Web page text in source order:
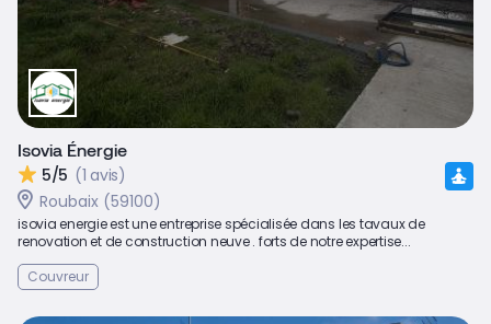
Isovia Énergie
5/5 (1 avis)
Roubaix (59100)
isovia energie est une entreprise spécialisée dans les tavaux de
renovation et de construction neuve . forts de notre expertise...
Couvreur